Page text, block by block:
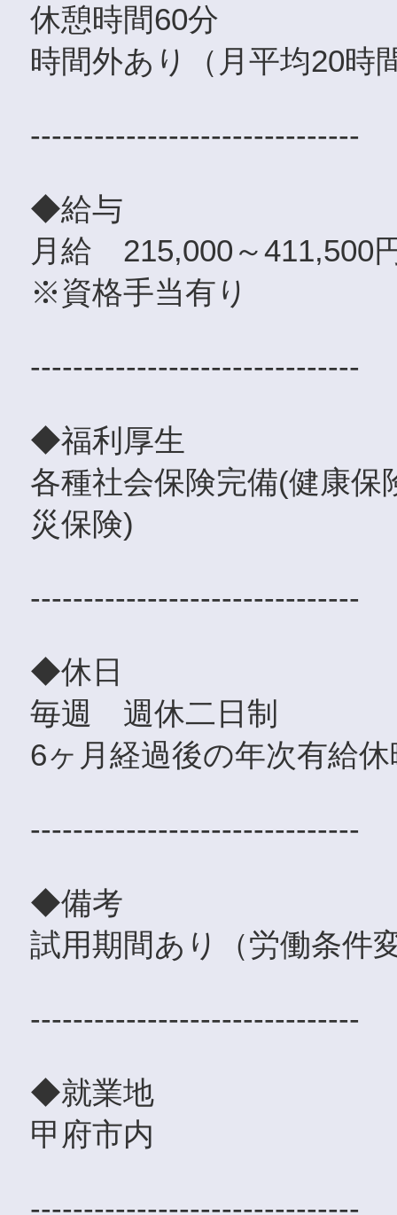
休憩時間60分
時間外あり（月平均20時
-------------------------------
◆給与
月給 215,000～411,500
※資格手当有り
-------------------------------
◆福利厚生
各種社会保険完備(健康
災保険)
-------------------------------
◆休日
毎週 週休二日制
6ヶ月経過後の年次有給
-------------------------------
◆備考
試用期間あり（労働条件
-------------------------------
◆就業地
甲府市内